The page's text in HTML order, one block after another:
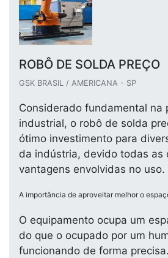
ROBÔ DE SOLDA PREÇO
GSK BRASIL / AMERICANA - SP
Considerado fundamental na
industrial, o robô de solda
ótimo investimento para
da indústria, devido todas as
vantagens envolvidas no uso.
A importância de aproveitar melhor o
O equipamento ocupa um
do que o ocupado por um
funcionando de forma